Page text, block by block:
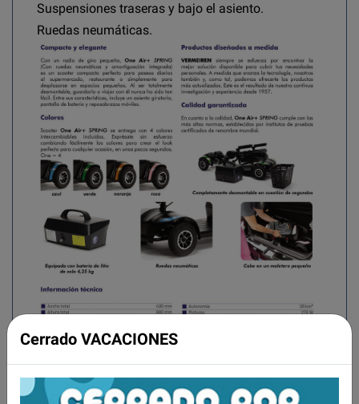
Suspensiones traseras y bajo el asiento.
Ruedas neumáticas.
Cerrado VACACIONES